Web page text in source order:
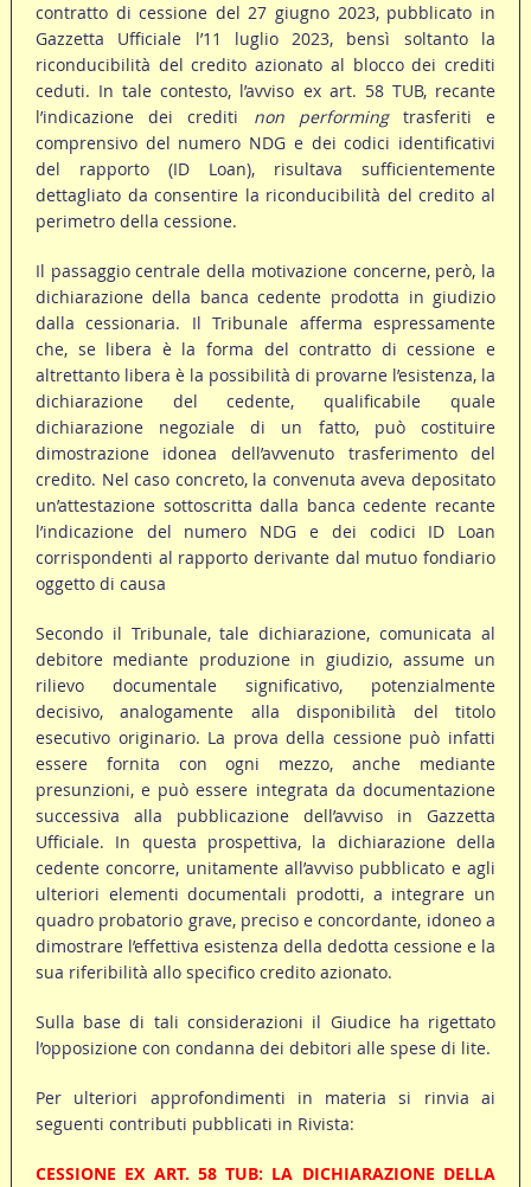
contratto di cessione del 27 giugno 2023, pubblicato in
Gazzetta Ufficiale l’11 luglio 2023, bensì soltanto la
riconducibilità del credito azionato al blocco dei crediti
ceduti. In tale contesto, l’avviso ex art. 58 TUB, recante
l’indicazione dei crediti non performingtrasferiti e
comprensivo del numero NDG e dei codici identificativi
del rapporto (ID Loan), risultava sufficientemente
dettagliato da consentire la riconducibilità del credito al
perimetro della cessione.
Il passaggio centrale della motivazione concerne, però, la
dichiarazione della banca cedente prodotta in giudizio
dalla cessionaria. Il Tribunale afferma espressamente
che, se libera è la forma del contratto di cessione e
altrettanto libera è la possibilità di provarne l’esistenza, la
dichiarazione del cedente, qualificabile quale
dichiarazione negoziale di un fatto, può costituire
dimostrazione idonea dell’avvenuto trasferimento del
credito. Nel caso concreto, la convenuta aveva depositato
un’attestazione sottoscritta dalla banca cedente recante
l’indicazione del numero NDG e dei codici ID Loan
corrispondenti al rapporto derivante dal mutuo fondiario
oggetto di causa
Secondo il Tribunale, tale dichiarazione, comunicata al
debitore mediante produzione in giudizio, assume un
rilievo documentale significativo, potenzialmente
decisivo, analogamente alla disponibilità del titolo
esecutivo originario. La prova della cessione può infatti
essere fornita con ogni mezzo, anche mediante
presunzioni, e può essere integrata da documentazione
successiva alla pubblicazione dell’avviso in Gazzetta
Ufficiale. In questa prospettiva, la dichiarazione della
cedente concorre, unitamente all’avviso pubblicato e agli
ulteriori elementi documentali prodotti, a integrare un
quadro probatorio grave, preciso e concordante, idoneo a
dimostrare l’effettiva esistenza della dedotta cessione e la
sua riferibilità allo specifico credito azionato.
Sulla base di tali considerazioni il Giudice ha rigettato
l’opposizione con condanna dei debitori alle spese di lite.
Per ulteriori approfondimenti in materia si rinvia ai
seguenti contributi pubblicati in Rivista:
CESSIONE EX ART. 58 TUB: LA DICHIARAZIONE DELLA